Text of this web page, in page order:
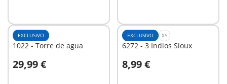
EXCLUSIVO
1022 - Torre de agua
29,99 €
A la cesta
EXCLUSIVO XS
6272 - 3 Indios Sioux
8,99 €
A la cesta